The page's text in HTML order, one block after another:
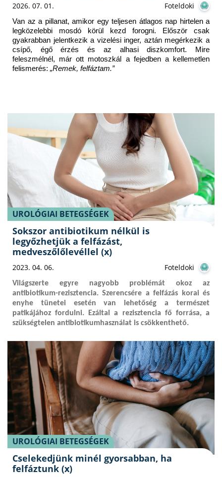
2026. 07. 01. Foteldoki
Van az a pillanat, amikor egy teljesen átlagos nap hirtelen a
legközelebbi mosdó körül kezd forogni. Először csak
gyakrabban jelentkezik a vizelési inger, aztán megérkezik a
csípő, égő érzés és az alhasi diszkomfort. Mire
feleszmélnél, már ott motoszkál a fejedben a kellemetlen
felismerés: „Remek, felfáztam.”
UROLÓGIAI BETEGSÉGEK
Sokszor antibiotikum nélkül is
legyőzhetjük a felfázást,
medveszőlőlevéllel (x)
2023. 04. 06. Foteldoki
Világszerte egyre nagyobb problémát okoz az
antibiotikum-rezisztencia. Szerencsére a felfázás korai és
enyhe tünetei esetén van lehetőség a természet
patikájához fordulni. Ezáltal a rezisztencia fő forrása, a
szükségtelen antibiotikumhasználat is csökkenthető.
UROLÓGIAI BETEGSÉGEK
Cselekedjünk minél gyorsabban, ha
felfáztunk (x)